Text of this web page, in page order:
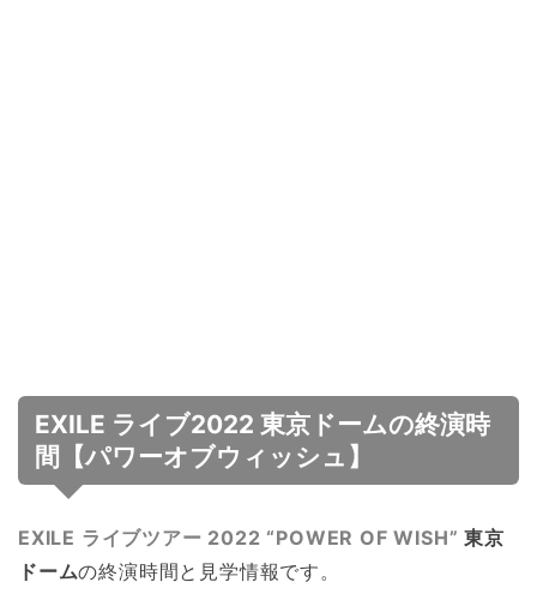
EXILE ライブ2022 東京ドームの終演時
間【パワーオブウィッシュ】
EXILE ライブツアー 2022 “POWER OF WISH”東京
ドームの終演時間と見学情報です。